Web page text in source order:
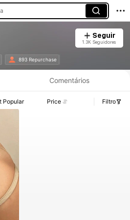
Seguir
1.3K Seguidores
893 Repurchase
de Preço, Vendas e Detalhes de Stock.
Comentários
Popular Price Filtro